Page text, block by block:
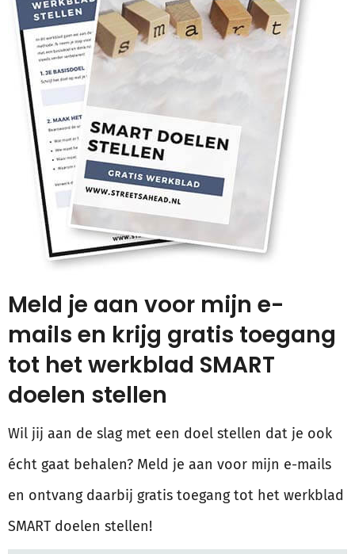
Meld je aan voor mijn e-
mails en krijg gratis toegang
tot het werkblad SMART
doelen stellen
Wil jij aan de slag met een doel stellen dat je ook
écht gaat behalen? Meld je aan voor mijn e-mails
en ontvang daarbij gratis toegang tot het werkblad
SMART doelen stellen!